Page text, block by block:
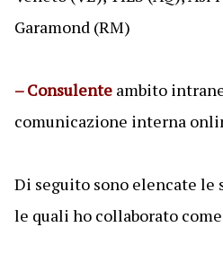
Garamond (RM)
– Consulente ambito
comunicazione interna
Di seguito sono elencate le
le quali ho collaborato